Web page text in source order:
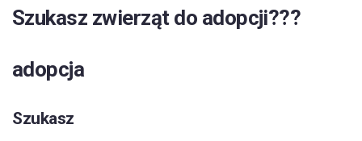
Szukasz zwierząt do adopcji???
adopcja
Szukasz